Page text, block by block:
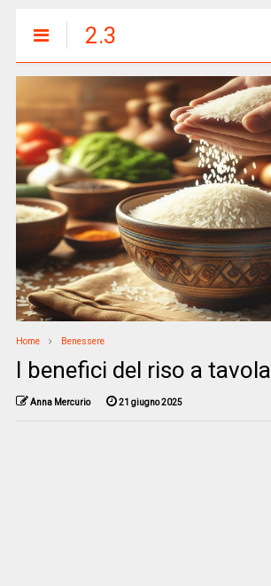
2.3
Home Benessere
I benefici del riso a tavola
Anna Mercurio 21 giugno 2025